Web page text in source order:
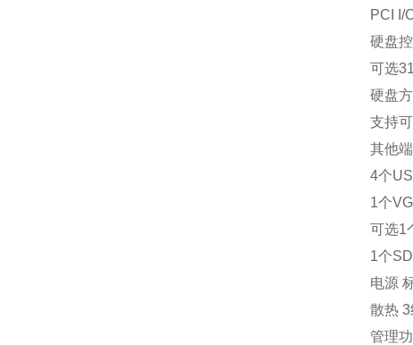
PCI I/O
硬盘控制
可选
硬盘方案
支持可
其他端
4个USB
1个VGA
可选1个
1个SD
电源 标
散热 3
管理功能